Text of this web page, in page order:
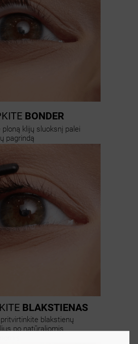
BONDER
ploną klijų sluoksnį palei
pagrindą
BLAKSTIENAS
blakstienų
po natūraliomis